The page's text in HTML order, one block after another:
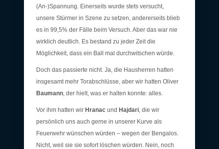
(An-)Spannung. Einerseits wurde stets versucht,
unsere Stürmer in Szene zu setzen, andererseits blieb
es in 99,5% der Fälle beim Versuch. Aber das war nie
wirklich deutlich. Es bestand zu jeder Zeit die
Möglichkeit, dass ein Ball mal durchwitschen würde.
Doch das passierte nicht. Ja, die Hausherren hatten
insgesamt mehr Torabschlüsse, aber wir hatten Oliver
Baumann, der hielt, was er halten konnte: alles.
Vor ihm hatten wir Hranac und Hajdari, die wir
persönlich uns auch gerne in unserer Kurve als
Feuerwehr wünschen würden – wegen der Bengalos.
Nicht, weil sie sie sofort löschen würden. Nein, noch